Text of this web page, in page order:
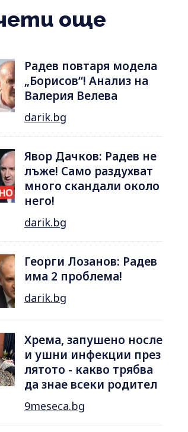
още
Радев повтаря модела
„Борисов“! Анализ на
Валерия Велева
darik.bg
Явор Дачков: Радев не
лъже! Само раздухват
много скандали около
него!
darik.bg
Георги Лозанов: Радев
има 2 проблема!
darik.bg
Хрема, запушено носле
и ушни инфекции през
лятотo - какво трябва
да знае всеки родител
9meseca.bg